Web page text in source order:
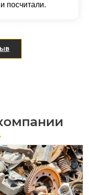
посчитали.